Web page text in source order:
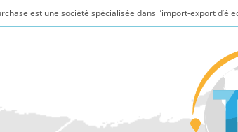
est une société spécialisée dans l’import-export